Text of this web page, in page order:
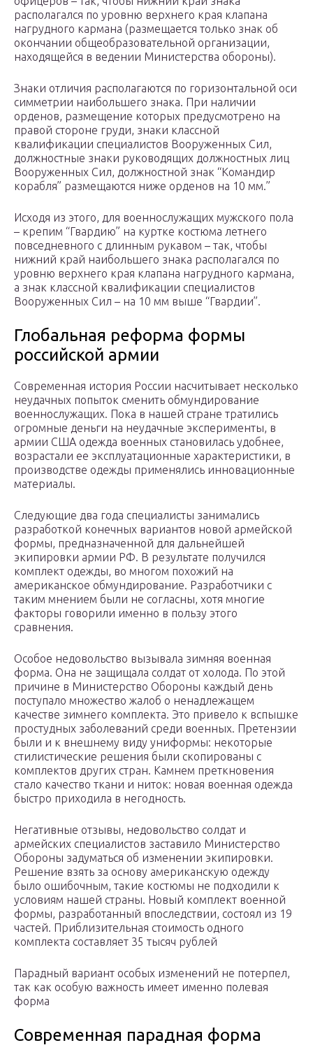
располагался по уровню верхнего края клапана
нагрудного кармана (размещается только знак об
окончании общеобразовательной организации,
находящейся в ведении Министерства обороны).
Знаки отличия располагаются по горизонтальной оси
симметрии наибольшего знака. При наличии
орденов, размещение которых предусмотрено на
правой стороне груди, знаки классной
квалификации специалистов Вооруженных Сил,
должностные знаки руководящих должностных лиц
Вооруженных Сил, должностной знак “Командир
корабля” размещаются ниже орденов на 10 мм.”
Исходя из этого, для военнослужащих мужского пола
– крепим “Гвардию” на куртке костюма летнего
повседневного с длинным рукавом – так, чтобы
нижний край наибольшего знака располагался по
уровню верхнего края клапана нагрудного кармана,
а знак классной квалификации специалистов
Вооруженных Сил – на 10 мм выше “Гвардии”.
Глобальная реформа формы
российской армии
Современная история России насчитывает несколько
неудачных попыток сменить обмундирование
военнослужащих. Пока в нашей стране тратились
огромные деньги на неудачные эксперименты, в
армии США одежда военных становилась удобнее,
возрастали ее эксплуатационные характеристики, в
производстве одежды применялись инновационные
материалы.
Следующие два года специалисты занимались
разработкой конечных вариантов новой армейской
формы, предназначенной для дальнейшей
экипировки армии РФ. В результате получился
комплект одежды, во многом похожий на
американское обмундирование. Разработчики с
таким мнением были не согласны, хотя многие
факторы говорили именно в пользу этого
сравнения.
Особое недовольство вызывала зимняя военная
форма. Она не защищала солдат от холода. По этой
причине в Министерство Обороны каждый день
поступало множество жалоб о ненадлежащем
качестве зимнего комплекта. Это привело к вспышке
простудных заболеваний среди военных. Претензии
были и к внешнему виду униформы: некоторые
стилистические решения были скопированы с
комплектов других стран. Камнем преткновения
стало качество ткани и ниток: новая военная одежда
быстро приходила в негодность.
Негативные отзывы, недовольство солдат и
армейских специалистов заставило Министерство
Обороны задуматься об изменении экипировки.
Решение взять за основу американскую одежду
было ошибочным, такие костюмы не подходили к
условиям нашей страны. Новый комплект военной
формы, разработанный впоследствии, состоял из 19
частей. Приблизительная стоимость одного
комплекта составляет 35 тысяч рублей
Парадный вариант особых изменений не потерпел,
так как особую важность имеет именно полевая
форма
Современная парадная форма